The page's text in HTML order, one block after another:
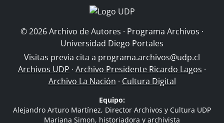
© 2026 Archivo de Autores · Programa Archivos ·
Universidad Diego Portales
Visitas previa cita a programa.archivos@udp.cl
Archivos UDP · Archivo Presidente Ricardo Lagos ·
Archivo La Nación · Cultura Digital
Equipo:
Alejandro Arturo Martínez, Director Archivos y Cultura UDP
Mariana Simon, historiadora y archivista